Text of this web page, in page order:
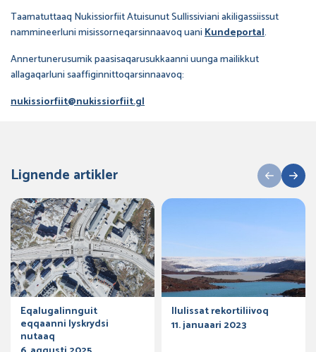
Taamatuttaaq Nukissiorfiit Atuisunut Sullissiviani akiligassiissut
nammineerluni misissorneqarsinnaavoq uaniKundeportal.
Annertunerusumik paasisaqarusukkaanni uunga mailikkut
allagaqarluni saaffiginnittoqarsinnaavoq:
nukissiorfiit@nukissiorfiit.gl
Lignende artikler
Eqalugalinnguit
eqqaanni lyskrydsi
nutaaq
Ilulissat rekortiliivoq
11. januaari 2023